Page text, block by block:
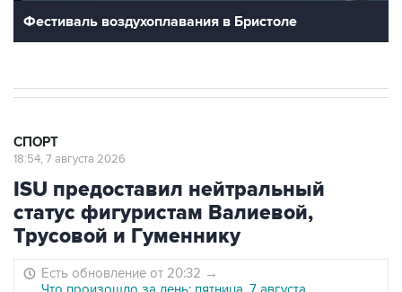
Фестиваль воздухоплавания в Бристоле
СПОРТ
18:54, 7 августа 2026
ISU предоставил нейтральный
статус фигуристам Валиевой,
Трусовой и Гуменнику
Есть обновление от 20:32 →